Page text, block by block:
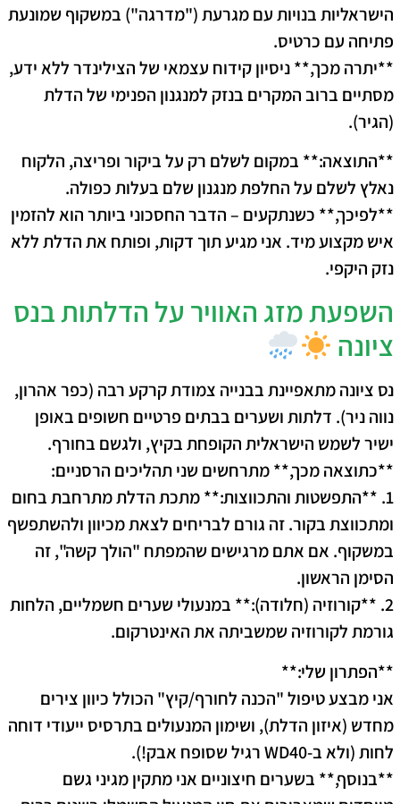
הישראליות בנויות עם מגרעת ("מדרגה") במשקוף שמונעת
פתיחה עם כרטיס.
**יתרה מכך,** ניסיון קידוח עצמאי של הצילינדר ללא ידע,
מסתיים ברוב המקרים בנזק למנגנון הפנימי של הדלת
(הגיר).
**התוצאה:** במקום לשלם רק על ביקור ופריצה, הלקוח
נאלץ לשלם על החלפת מנגנון שלם בעלות כפולה.
**לפיכך,** כשנתקעים – הדבר החסכוני ביותר הוא להזמין
איש מקצוע מיד. אני מגיע תוך דקות, ופותח את הדלת ללא
נזק היקפי.
השפעת מזג האוויר על הדלתות בנס
ציונה
נס ציונה מתאפיינת בבנייה צמודת קרקע רבה (כפר אהרון,
נווה ניר). דלתות ושערים בבתים פרטיים חשופים באופן
ישיר לשמש הישראלית הקופחת בקיץ, ולגשם בחורף.
**כתוצאה מכך,** מתרחשים שני תהליכים הרסניים:
1. **התפשטות והתכווצות:** מתכת הדלת מתרחבת בחום
ומתכווצת בקור. זה גורם לבריחים לצאת מכיוון ולהשתפשף
במשקוף. אם אתם מרגישים שהמפתח "הולך קשה", זה
הסימן הראשון.
2. **קורוזיה (חלודה):** במנעולי שערים חשמליים, הלחות
גורמת לקורוזיה שמשביתה את האינטרקום.
**הפתרון שלי:**
אני מבצע טיפול "הכנה לחורף/קיץ" הכולל כיוון צירים
מחדש (איזון הדלת), ושימון המנעולים בתרסיס ייעודי דוחה
לחות (ולא ב-WD40 רגיל שסופח אבק!).
**בנוסף,** בשערים חיצוניים אני מתקין מגיני גשם